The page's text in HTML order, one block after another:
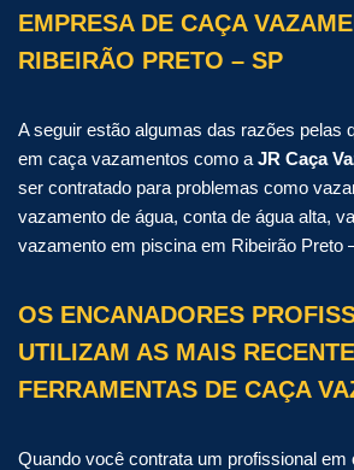
EMPRESA DE CAÇA
RIBEIRÃO PRETO – SP
A seguir estão algumas das razões pelas
em caça vazamentos como a JR Caça
ser contratado para problemas como
vazamento de água, conta de água alta,
vazamento em piscina em Ribeirão Preto
OS ENCANADORES
UTILIZAM AS MAIS
FERRAMENTAS DE CAÇA
Quando você contrata um profissional